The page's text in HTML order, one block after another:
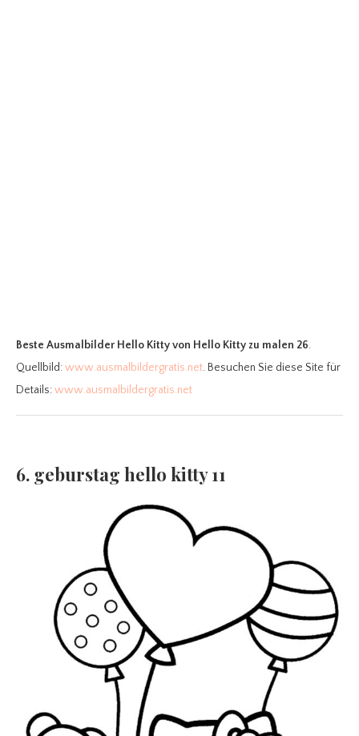
Beste Ausmalbilder Hello Kittyvon Hello Kitty zu malen 26.
Quellbild:www.ausmalbildergratis.net. Besuchen Sie diese Site für
Details:www.ausmalbildergratis.net
6. geburstag hello kitty 11